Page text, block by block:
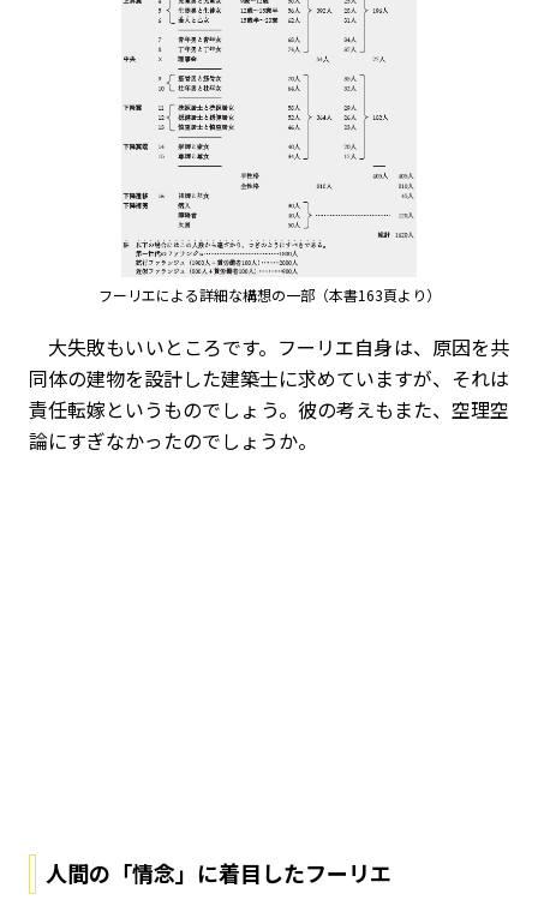
フーリエによる詳細な構想の一部（本書163頁より）
大失敗もいいところです。フーリエ自身は、原因を共
同体の建物を設計した建築士に求めていますが、それは
責任転嫁というものでしょう。彼の考えもまた、空理空
論にすぎなかったのでしょうか。
人間の「情念」に着目したフーリエ